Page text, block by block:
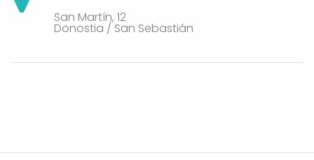
San Martín, 12
Donostia / San Sebastián